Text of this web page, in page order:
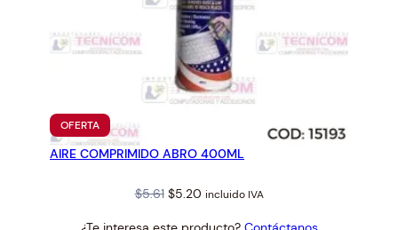
OFERTAPRODUCTO
EN
OFERTA
AIRE COMPRIMIDO ABRO 400ML
$5.61 Original
$5.20Current
incluido IVA